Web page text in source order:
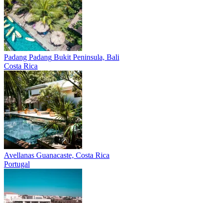
Padang Padang Bukit Peninsula, Bali
Costa Rica
Avellanas Guanacaste, Costa Rica
Portugal